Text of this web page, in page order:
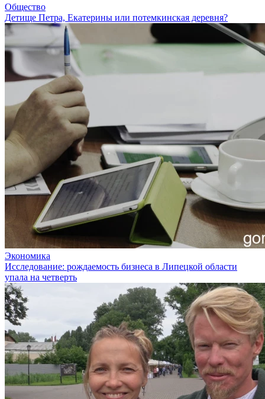
Общество
Детище Петра, Екатерины или потемкинская деревня?
Экономика
Исследование: рождаемость бизнеса в Липецкой области
упала на четверть